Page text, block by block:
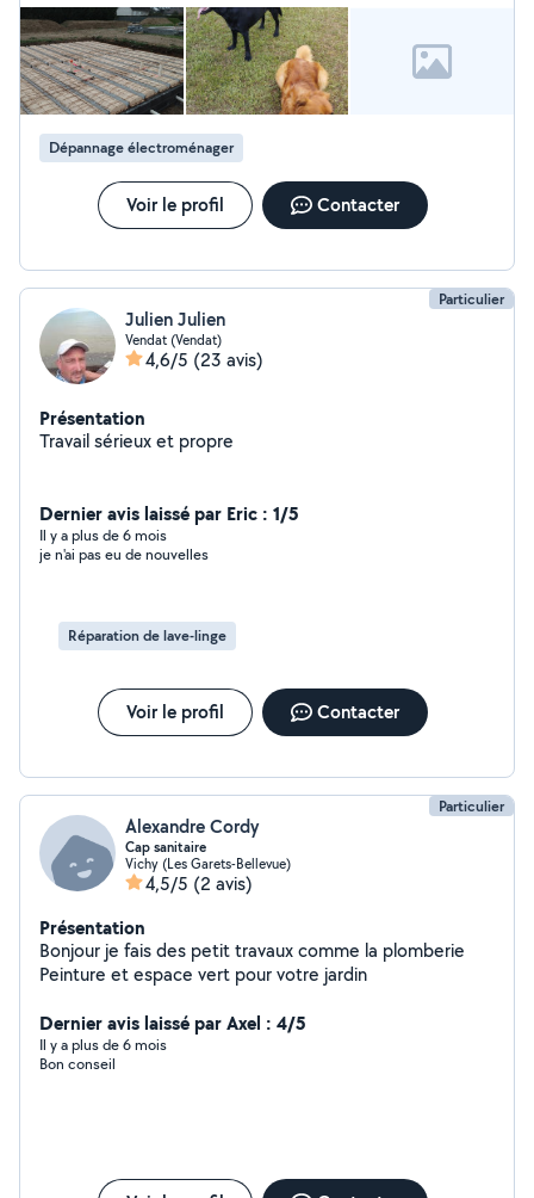
Dépannage électroménager
Voir le profil Contacter
Particulier
Julien Julien
Vendat (Vendat)
4,6/5 (23 avis)
Présentation
Travail sérieux et propre
Dernier avis laissé par Eric : 1/5
Il y a plus de 6 mois
je n'ai pas eu de nouvelles
Réparation de lave-linge
Voir le profil Contacter
Particulier
Alexandre Cordy
Cap sanitaire
Vichy (Les Garets-Bellevue)
4,5/5 (2 avis)
Présentation
Bonjour je fais des petit travaux comme la plomberie
Peinture et espace vert pour votre jardin
Dernier avis laissé par Axel : 4/5
Il y a plus de 6 mois
Bon conseil